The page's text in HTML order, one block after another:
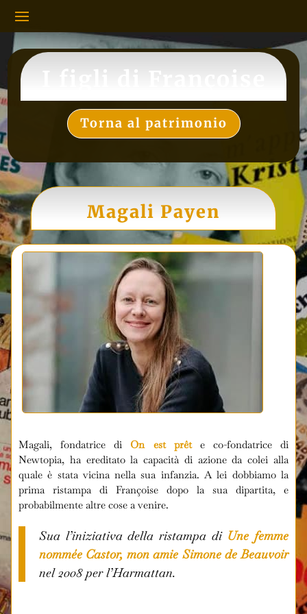
Torna al patrimonio
Magali Payen
Magali, fondatrice di On est prête co-fondatrice di
Newtopia, ha ereditato la capacità di azione da colei alla
quale è stata vicina nella sua infanzia. A lei dobbiamo la
prima ristampa di Françoise dopo la sua dipartita, e
probabilmente altre cose a venire.
Sua l’iniziativa della ristampa di Une femme
nommée Castor, mon amie Simone de Beauvoir
nel 2008 per l’Harmattan.